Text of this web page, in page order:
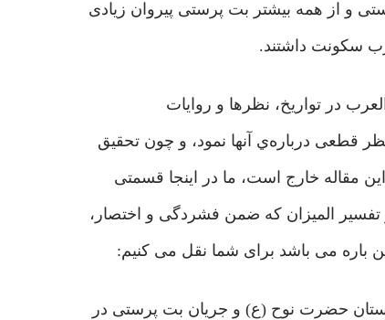
و از همه بیشتر بت پرستی پیروان زیادی
سکونت داشتند.
در تواریخ، نظرها و روایات
قطعی درباره‌ي آنها نمود، و چون تحقیق
این مقاله خارج است، ما در اینجا قسمتی
تفسیر المیزان که ضمن فشردگی و اختصار،
باره می باشد برای شما نقل می کنیم: